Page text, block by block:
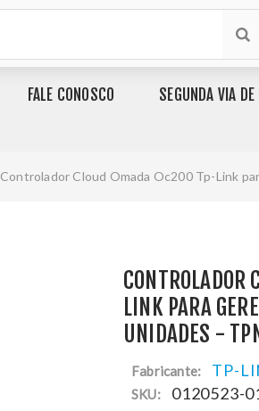
FALE CONOSCO SEGUNDA VIA DE
Controlador Cloud Omada Oc200 Tp-Link
CONTROLADOR
LINK PARA
UNIDADES -
Fabricante: TP-
SKU: 0120523-